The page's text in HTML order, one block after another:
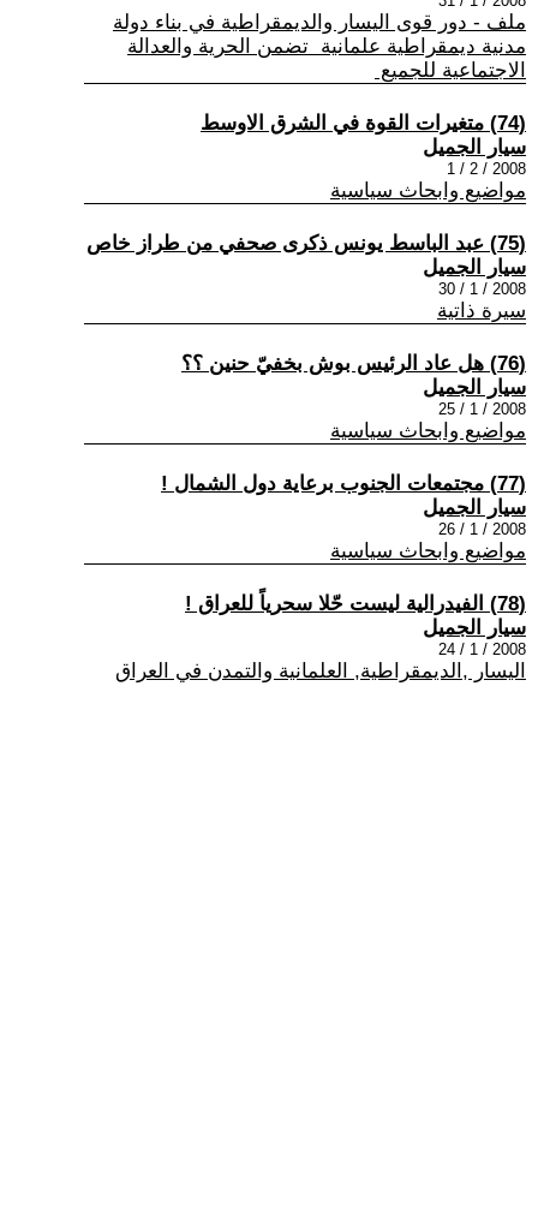
ملف - دور قوى اليسار والديمقراطية في بناء دولة
مدنية ديمقراطية علمانية تضمن الحرية والعدالة
الاجتماعية للجميع
(74) متغيرات القوة في الشرق الاوسط
سيار الجميل
2008 / 2 / 1
مواضيع وابحاث سياسية
(75) عبد الباسط يونس ذكرى صحفي من طراز خاص
سيار الجميل
2008 / 1 / 30
سيرة ذاتية
(76) هل عاد الرئيس بوش بخفيّ حنين ؟؟
سيار الجميل
2008 / 1 / 25
مواضيع وابحاث سياسية
(77) مجتمعات الجنوب برعاية دول الشمال !
سيار الجميل
2008 / 1 / 26
مواضيع وابحاث سياسية
(78) الفيدرالية ليست حّلا سحرياً للعراق !
سيار الجميل
2008 / 1 / 24
اليسار ,الديمقراطية, العلمانية والتمدن في العراق